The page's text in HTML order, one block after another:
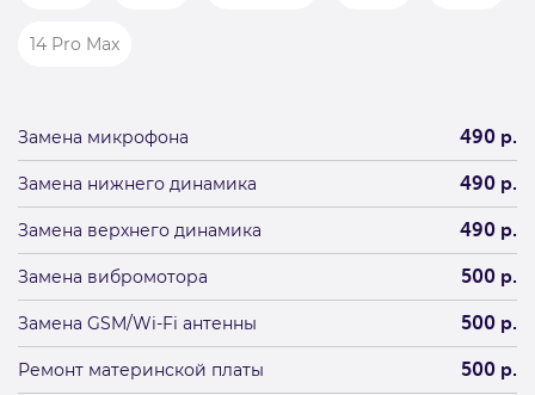
14 Pro Max
Замена микрофона 490 р.
Замена нижнего динамика 490 р.
Замена верхнего динамика 490 р.
Замена вибромотора 500 р.
Замена GSM/Wi-Fi антенны 500 р.
Ремонт материнской платы 500 р.